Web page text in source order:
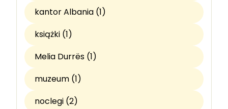
kantor Albania (1)
książki (1)
Melia Durrës (1)
muzeum (1)
noclegi (2)